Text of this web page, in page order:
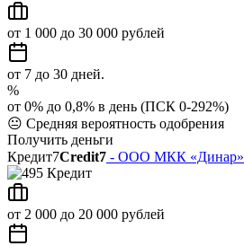
от 1 000 до 30 000 рублей
от 7 до 30 дней.
%
от 0% до 0,8% в день (ПСК 0-292%)
😐 Средняя вероятность одобрения
Получить деньги
Кредит7Credit7 - ООО МКК «Динар»
от 2 000 до 20 000 рублей